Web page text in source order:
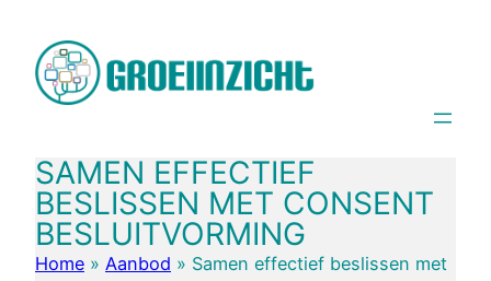
naar
inhoud
SAMEN EFFECTIEF
BESLISSEN MET CONSENT
BESLUITVORMING
Home » Aanbod » Samen effectief beslissen met